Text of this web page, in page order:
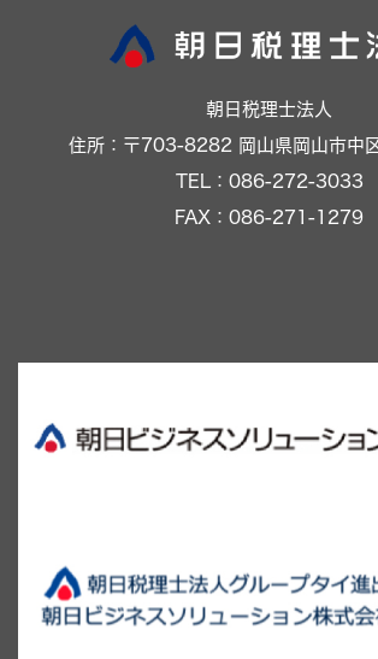
朝日税理士法人
住所：〒703-8282 岡山県岡山市中
TEL：086-272-3033
FAX：086-271-1279